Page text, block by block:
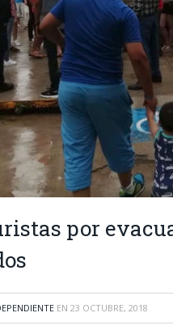
por
EN 23 OCTUBRE, 2018